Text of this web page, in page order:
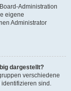
Administration
eigene
Administrator
dargestellt?
verschiedene
identifizieren sind.